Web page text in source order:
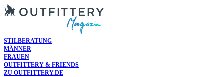
STILBERATUNG
MÄNNER
FRAUEN
OUTFITTERY & FRIENDS
ZU OUTFITTERY.DE